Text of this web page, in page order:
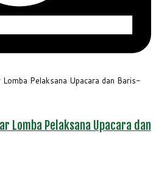
Lomba Pelaksana Upacara dan